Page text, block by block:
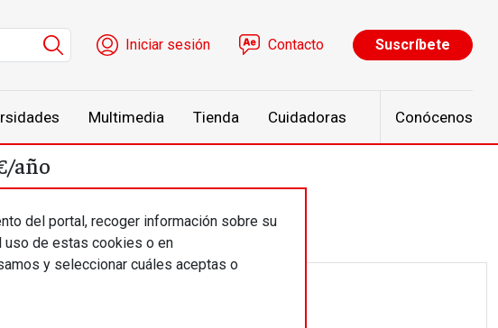
Menú de cuenta de usuario
Iniciar sesión Contacto Suscríbete
Multimedia Tienda Cuidadoras Conócenos
del portal, recoger información sobre su
uso de estas cookies o en
y seleccionar cuáles aceptas o
año